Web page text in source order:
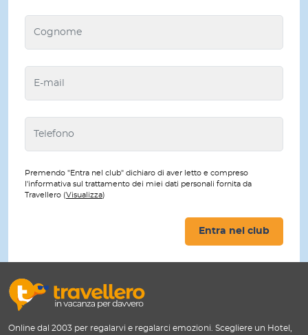
Premendo "Entra nel club" dichiaro di aver letto e compreso
l'informativa sul trattamento dei miei dati personali fornita da
Travellero (Visualizza)
Entra nel club
Online dal 2003 per regalarvi e regalarci emozioni. Scegliere un Hotel,